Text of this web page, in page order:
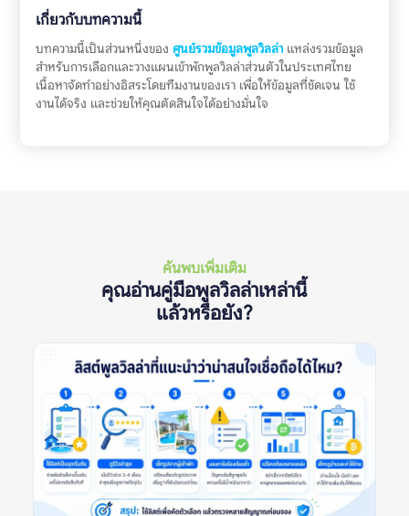
เกี่ยวกับบทความนี้
บทความนี้เป็นส่วนหนึ่งของ ศูนย์รวมข้อมูลพูลวิลล่าแหล่งรวมข้อมูล
สำหรับการเลือกและวางแผนเข้าพักพูลวิลล่าส่วนตัวในประเทศไทย
เนื้อหาจัดทำอย่างอิสระโดยทีมงานของเรา เพื่อให้ข้อมูลที่ชัดเจน ใช้
งานได้จริง และช่วยให้คุณตัดสินใจได้อย่างมั่นใจ
ค้นพบเพิ่มเติม
คุณอ่านคู่มือพูลวิลล่าเหล่านี้
แล้วหรือยัง?